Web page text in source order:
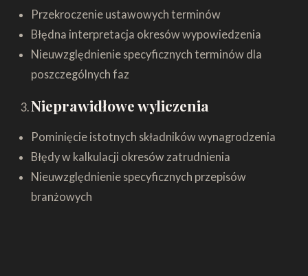
Przekroczenie ustawowych terminów
Błędna interpretacja okresów wypowiedzenia
Nieuwzględnienie specyficznych terminów dla
poszczególnych faz
Nieprawidłowe wyliczenia
Pominięcie istotnych składników wynagrodzenia
Błędy w kalkulacji okresów zatrudnienia
Nieuwzględnienie specyficznych przepisów
branżowych